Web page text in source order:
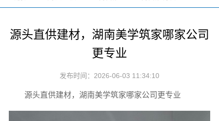
源头直供建材，湖南美学筑家哪家公司
更专业
发布时间：2026-06-03 11:34:10
源头直供建材，湖南美学筑家哪家公司更专业